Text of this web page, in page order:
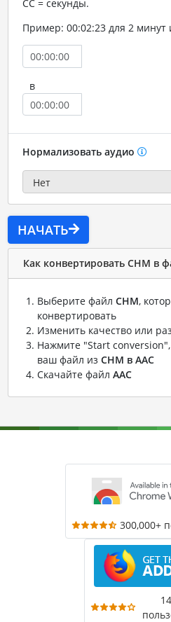
СС = секунды.
Пример: 00:02:23 для 2 минут
в
Нормализовать аудио
НАЧАТЬ
Как конвертировать CHM в
Выберите файл CHM,
конвертировать
Изменить качество или
Нажмите "Start
ваш файл из CHM в AAC
Скачайте файл AAC
300,000+